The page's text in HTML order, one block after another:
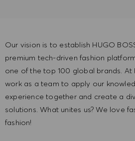
Our vision is to establish HUGO
premium tech-driven fashion
one of the top 100 global brands. At
work as a team to apply our
experience together and create a
solutions. What unites us? We love
fashion!